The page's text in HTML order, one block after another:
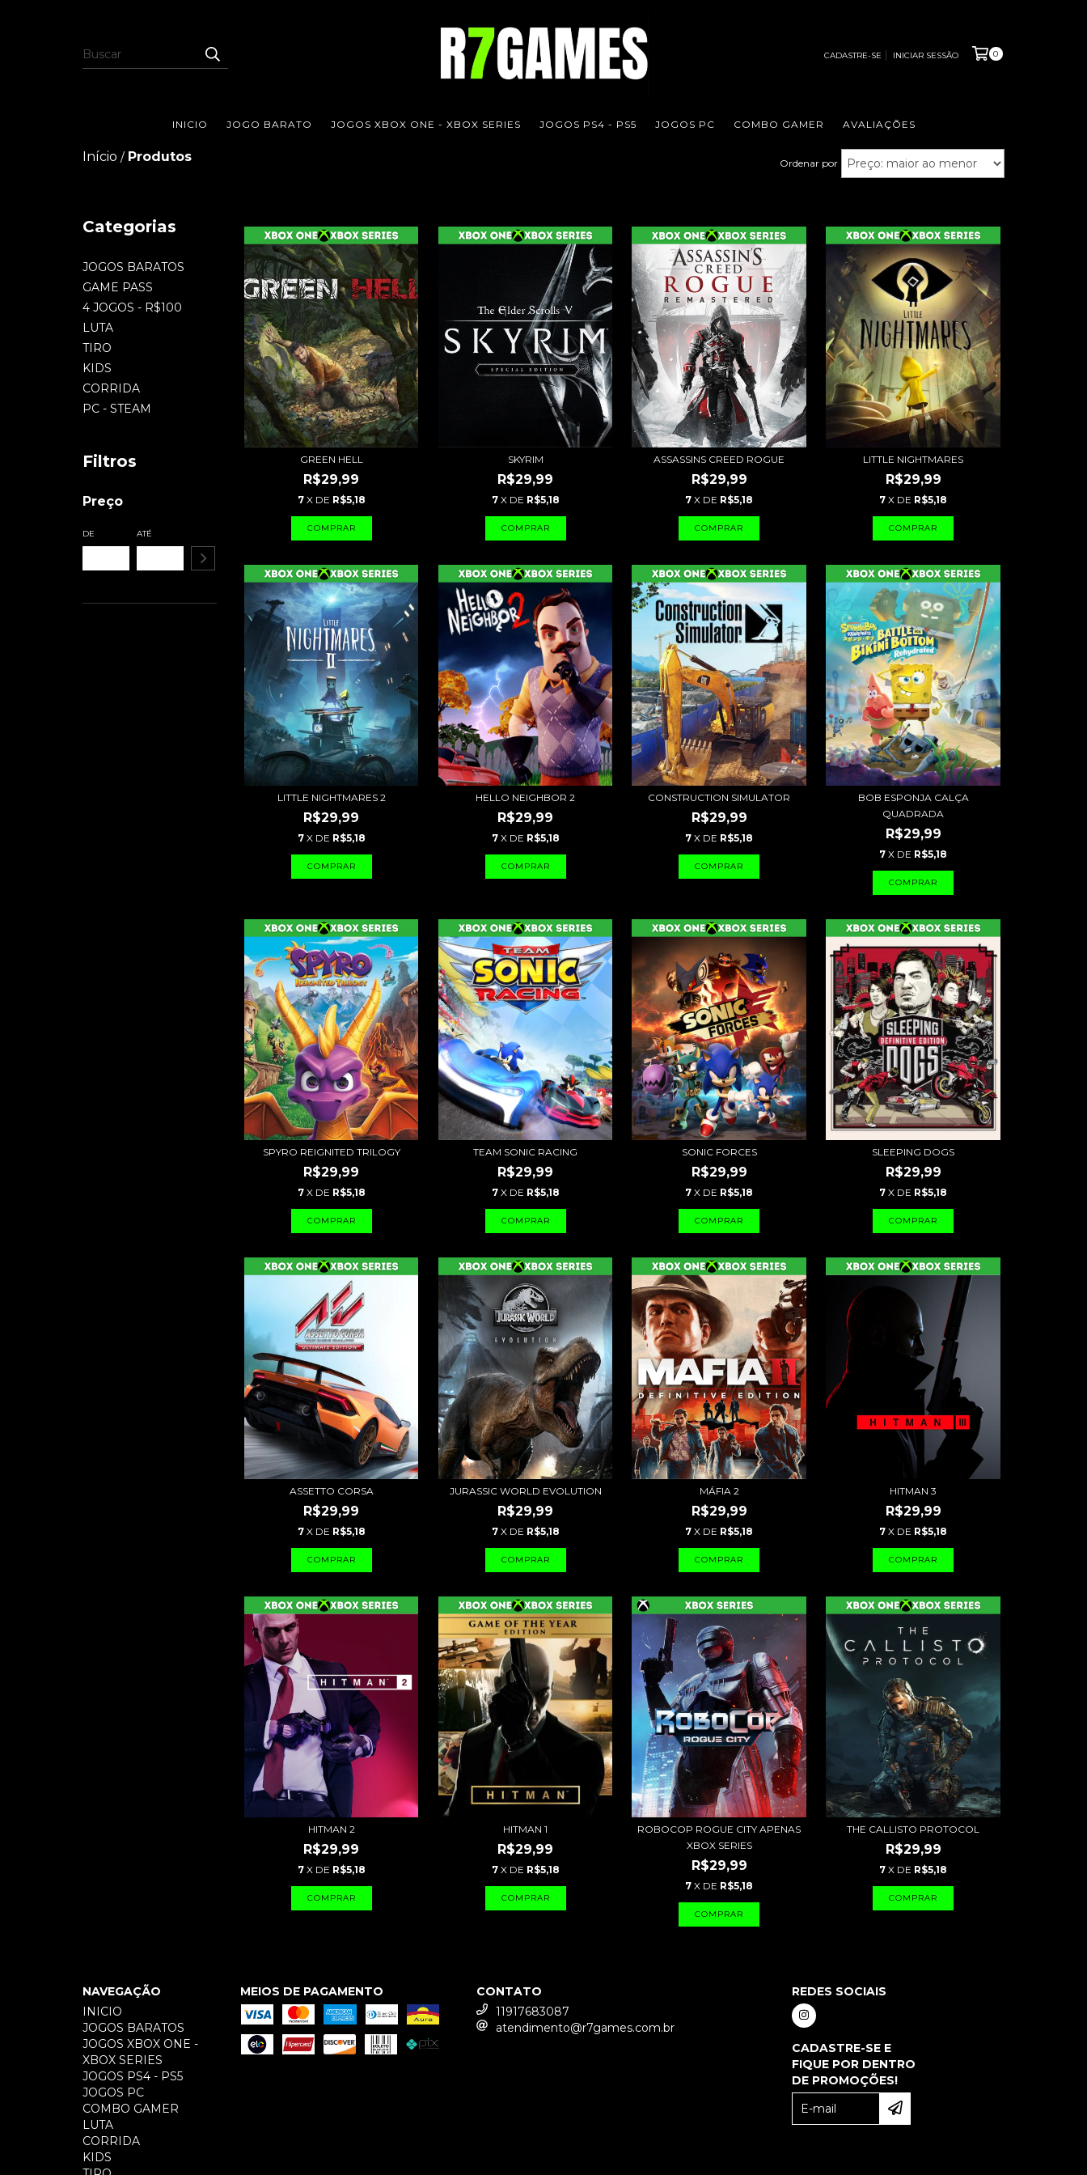
CADASTRE-SE INICIAR SESSÃO 0
INICIO JOGO BARATO JOGOS XBOX ONE - XBOX SERIES JOGOS PS4 - PS5 JOGOS PC COMBO GAMER AVALIAÇÕES
Início / Produtos Ordenar por
Categorias
JOGOS BARATOS
GAME PASS
4 JOGOS - R$100
LUTA
TIRO
KIDS
CORRIDA
PC - STEAM
Filtros
Preço
DE ATÉ
GREEN HELL
R$29,99
7 X DE R$5,18
SKYRIM
R$29,99
7 X DE R$5,18
ASSASSINS CREED ROGUE
R$29,99
7 X DE R$5,18
LITTLE NIGHTMARES
R$29,99
7 X DE R$5,18
LITTLE NIGHTMARES 2
R$29,99
7 X DE R$5,18
HELLO NEIGHBOR 2
R$29,99
7 X DE R$5,18
CONSTRUCTION SIMULATOR
R$29,99
7 X DE R$5,18
BOB ESPONJA CALÇA
QUADRADA
R$29,99
7 X DE R$5,18
SPYRO REIGNITED TRILOGY
R$29,99
7 X DE R$5,18
TEAM SONIC RACING
R$29,99
7 X DE R$5,18
SONIC FORCES
R$29,99
7 X DE R$5,18
SLEEPING DOGS
R$29,99
7 X DE R$5,18
ASSETTO CORSA
R$29,99
7 X DE R$5,18
JURASSIC WORLD EVOLUTION
R$29,99
7 X DE R$5,18
MÁFIA 2
R$29,99
7 X DE R$5,18
HITMAN 3
R$29,99
7 X DE R$5,18
HITMAN 2
R$29,99
7 X DE R$5,18
HITMAN 1
R$29,99
7 X DE R$5,18
ROBOCOP ROGUE CITY APENAS
XBOX SERIES
R$29,99
7 X DE R$5,18
THE CALLISTO PROTOCOL
R$29,99
7 X DE R$5,18
NAVEGAÇÃO
INICIO
JOGOS BARATOS
JOGOS XBOX ONE -
XBOX SERIES
JOGOS PS4 - PS5
JOGOS PC
COMBO GAMER
LUTA
CORRIDA
KIDS
MEIOS DE PAGAMENTO
CONTATO
11917683087
atendimento@r7games.com.br
REDES SOCIAIS
CADASTRE-SE E
FIQUE POR DENTRO
DE PROMOÇÕES!